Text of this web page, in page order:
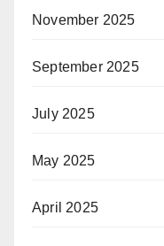
November 2025
September 2025
July 2025
May 2025
April 2025